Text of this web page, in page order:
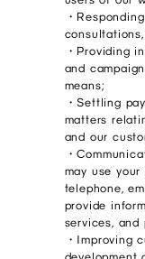
・
・Providing
and
means;
・Settling
matters
and our
・
may use
telephone,
provide
services, and
・Improving